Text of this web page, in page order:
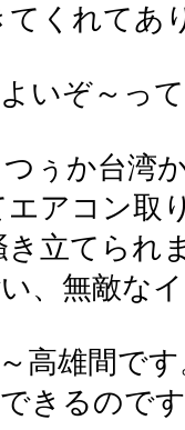
くれてあ
いぞ～っ
ぅか台湾
エアコン取
き立てられ
、無敵な
高雄間で
きるので